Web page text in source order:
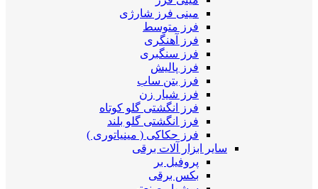
مینی فرز شارژی
فرز متوسط
فرز آهنگری
فرز سنگبری
فرز پالیش
فرز بتن ساب
فرز شیار زن
فرز انگشتی گلو کوتاه
فرز انگشتی گلو بلند
فرز حکاکی ( مینیاتوری )
سایر ابزار آلات برقی
پروفیل بر
بکس برقی